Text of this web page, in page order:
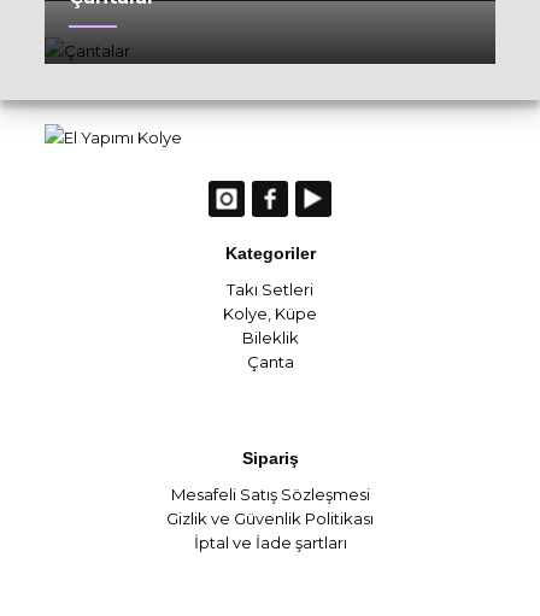
Kategoriler
Takı Setleri
Kolye Küpe
Bileklik
Çanta
Sipariş
Mesafeli Satış Sözleşmesi
Gizlik ve Güvenlik Politikası
İptal ve İade şartları